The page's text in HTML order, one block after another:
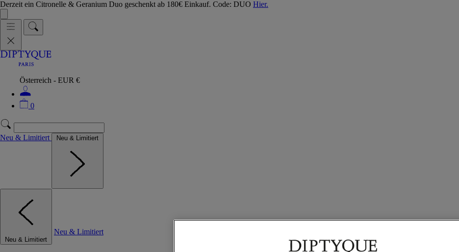
Derzeit ein Citronelle & Geranium Duo geschenkt ab 180€ Einkauf. Code: DUO Hier.
Österreich - EUR €
0
Neu & Limitiert Neu & Limitiert
Neu & Limitiert
Neu & Limitiert